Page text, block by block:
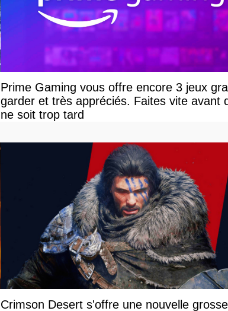
Prime Gaming vous offre encore 3 jeux
garder et très appréciés. Faites vite avant
ne soit trop tard
Crimson Desert s'offre une nouvelle